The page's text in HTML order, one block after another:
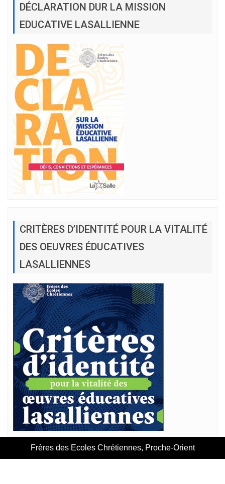
DÉCLARATION DUR LA MISSION
EDUCATIVE LASALLIENNE
CRITÈRES D’IDENTITÉ POUR LA VITALITÉ
DES OEUVRES ÉDUCATIVES
LASALLIENNES
Frères des Ecoles Chrétiennes, Proche-Orient